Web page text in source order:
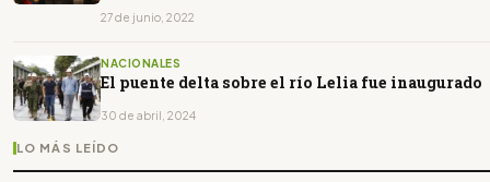
27 de junio, 2022
NACIONALES
El puente delta sobre el río Lelia fue inaugurado
30 de abril, 2024
LO MÁS LEÍDO